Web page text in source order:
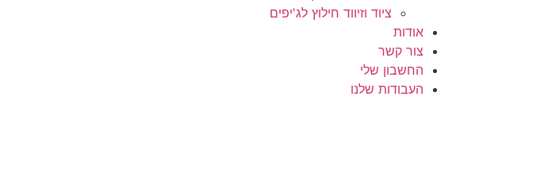
ציוד וזיווד חילוץ לג'יפים
אודות
צור קשר
החשבון שלי
העבודות שלנו